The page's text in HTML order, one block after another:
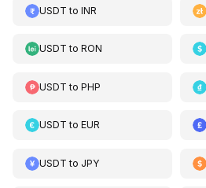
USDT to INR
USDT to RON
USDT to PHP
USDT to EUR
USDT to JPY